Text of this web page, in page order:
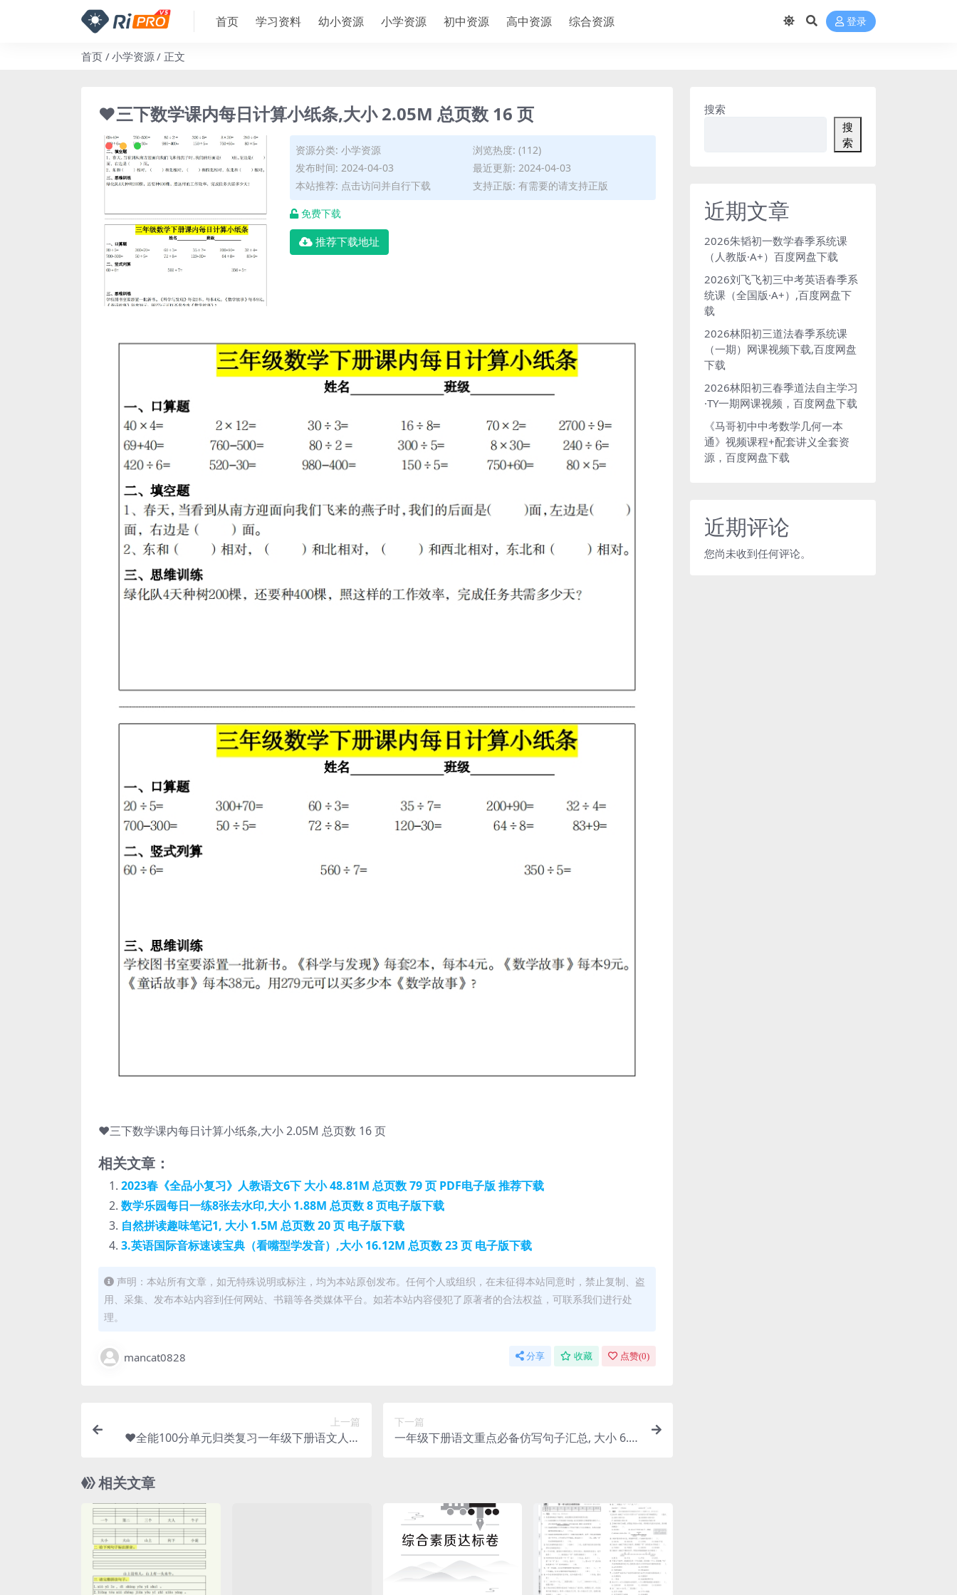
首页 学习资料 幼小资源 小学资源 初中资源 高中资源 综合资源 登录
首页 小学资源 正文
❤️三下数学课内每日计算小纸条,大小 2.05M 总页数 16 页
资源分类: 小学资源
浏览热度: (112)
发布时间: 2024-04-03
最近更新: 2024-04-03
本站推荐: 点击访问并自行下载
支持正版: 有需要的请支持正版
免费下载
推荐下载地址
❤️三下数学课内每日计算小纸条,大小 2.05M 总页数 16 页
相关文章：
2023春《全品小复习》人教语文6下 大小 48.81M 总页数 79 页 PDF电子版 推荐下载
数学乐园每日一练8张去水印,大小 1.88M 总页数 8 页电子版下载
自然拼读趣味笔记1, 大小 1.5M 总页数 20 页 电子版下载
3.英语国际音标速读宝典（看嘴型学发音）,大小 16.12M 总页数 23 页 电子版下载
声明：本站所有文章，如无特殊说明或标注，均为本站原创发布。任何个人或组织，在未征得本站同意时，禁止复制、盗
用、采集、发布本站内容到任何网站、书籍等各类媒体平台。如若本站内容侵犯了原著者的合法权益，可联系我们进行处
理。
mancat0828 分享 收藏 点赞(0)
上一篇
❤全能100分单元归类复习一年级下册语文人教
下一篇
一年级下册语文重点必备仿写句子汇总, 大小 6.0
相关文章
搜索
搜
索
近期文章
2026朱韬初一数学春季系统课
（人教版·A+）百度网盘下载
2026刘飞飞初三中考英语春季系
统课（全国版·A+）,百度网盘下
载
2026林阳初三道法春季系统课
（一期）网课视频下载,百度网盘
下载
2026林阳初三春季道法自主学习
·TY一期网课视频，百度网盘下载
《马哥初中中考数学几何一本
通》视频课程+配套讲义全套资
源，百度网盘下载
近期评论
您尚未收到任何评论。